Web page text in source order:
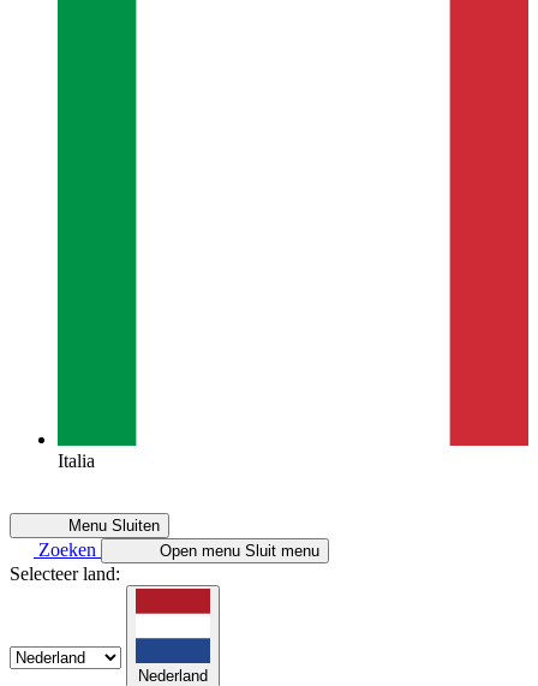
Italia
Menu Sluiten
Zoeken Open menu Sluit menu
Selecteer land:
Nederland